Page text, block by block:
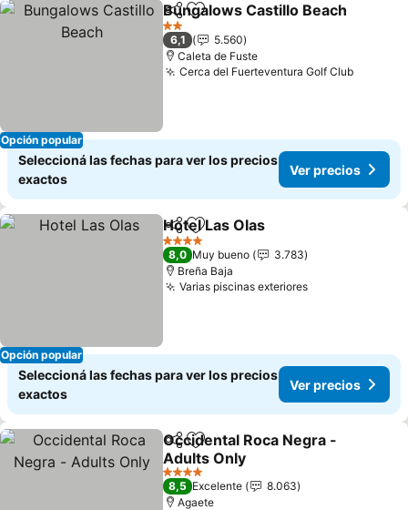
Opción popular
CompartirAñadir a favoritos
Bungalows Castillo Beach
2 Estrellas
6,1
5.560
Caleta de Fuste
Cerca del Fuerteventura Golf ClubVer
Seleccioná las fechas para ver los precios
exactos
Ver precios
Opción popular
CompartirAñadir a favoritos
Hotel Las Olas
4 Estrellas
8,0 Muy bueno
3.783
Breña Baja
Varias piscinas exterioresVer precios
Seleccioná las fechas para ver los precios
exactos
Ver precios
CompartirAñadir a favoritos
Occidental Roca Negra -
Adults Only
Ver precios
4 Estrellas
8,5 Excelente
8.063
Agaete